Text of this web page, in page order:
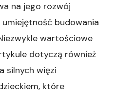
na jego rozwój
budowania
wartościowe
dotyczą również
silnych więzi
które